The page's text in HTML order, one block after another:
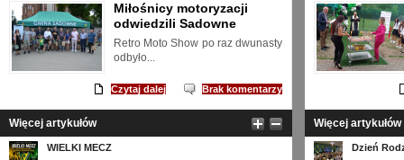
Miłośnicy motoryzacji
odwiedzili Sadowne
Retro Moto Show po raz dwunasty
odbyło...
Czytaj dalej Brak komentarzy
Więcej artykułów
WIELKI MECZ
Więcej artykułów
Dzień